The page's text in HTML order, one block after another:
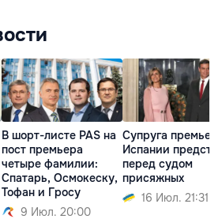
В шорт-листе PAS на
пост премьера
четыре фамилии:
Спатарь, Осмокеску,
Тофан и Гросу
9 Июл. 20:00
Супруга
Испании
перед судом
присяжных
16 Июл. 21:31